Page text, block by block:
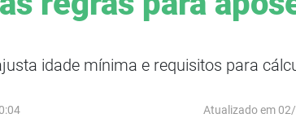
idade mínima e requisitos para
Atualizado em